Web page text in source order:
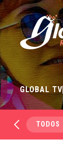
GLOBAL TV
TODOS